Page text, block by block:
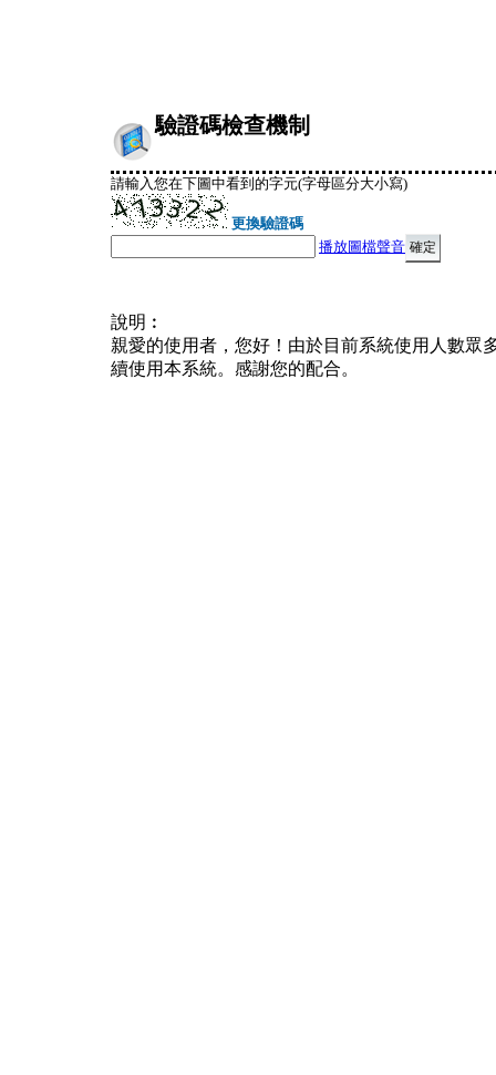
驗證碼檢查機制
請輸入您在下圖中看到的字元(字母區分大小寫)
更換驗證碼
播放圖檔聲音
說明︰
親愛的使用者，您好！由於目前系統使用人數眾
續使用本系統。感謝您的配合。